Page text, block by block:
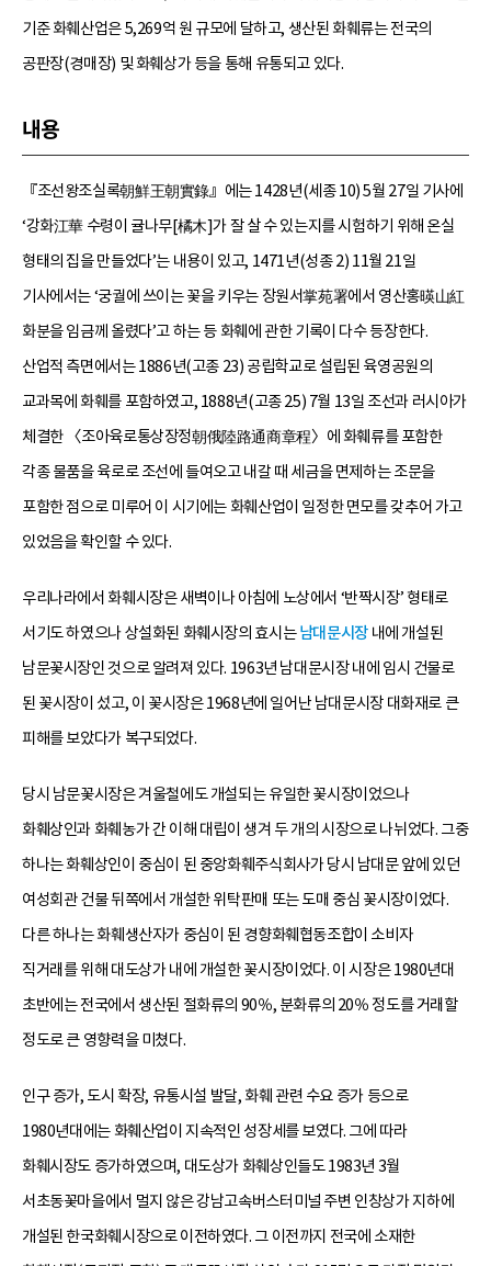
기준 화훼산업은 5,269억 원 규모에 달하고, 생산된 화훼류는 전국의
공판장(경매장) 및 화훼상가 등을 통해 유통되고 있다.
내용
『조선왕조실록朝鮮王朝實錄』에는 1428년(세종 10) 5월 27일 기사에
‘강화江華 수령이 귤나무[橘木]가 잘 살 수 있는지를 시험하기 위해 온실
형태의 집을 만들었다’는 내용이 있고, 1471년(성종 2) 11월 21일
기사에서는 ‘궁궐에 쓰이는 꽃을 키우는 장원서掌苑署에서 영산홍暎山紅
화분을 임금께 올렸다’고 하는 등 화훼에 관한 기록이 다수 등장한다.
산업적 측면에서는 1886년(고종 23) 공립학교로 설립된 육영공원의
교과목에 화훼를 포함하였고, 1888년(고종 25) 7월 13일 조선과 러시아가
체결한 〈조아육로통상장정朝俄陸路通商章程〉에 화훼류를 포함한
각종 물품을 육로로 조선에 들여오고 내갈 때 세금을 면제하는 조문을
포함한 점으로 미루어 이 시기에는 화훼산업이 일정한 면모를 갖추어 가고
있었음을 확인할 수 있다.
우리나라에서 화훼시장은 새벽이나 아침에 노상에서 ‘반짝시장’ 형태로
서기도 하였으나 상설화된 화훼시장의 효시는남대문시장내에 개설된
남문꽃시장인 것으로 알려져 있다. 1963년 남대문시장 내에 임시 건물로
된 꽃시장이 섰고, 이 꽃시장은 1968년에 일어난 남대문시장 대화재로 큰
피해를 보았다가 복구되었다.
당시 남문꽃시장은 겨울철에도 개설되는 유일한 꽃시장이었으나
화훼상인과 화훼농가 간 이해 대립이 생겨 두 개의 시장으로 나뉘었다. 그중
하나는 화훼상인이 중심이 된 중앙화훼주식회사가 당시 남대문 앞에 있던
여성회관 건물 뒤쪽에서 개설한 위탁판매 또는 도매 중심 꽃시장이었다.
다른 하나는 화훼생산자가 중심이 된 경향화훼협동조합이 소비자
직거래를 위해 대도상가 내에 개설한 꽃시장이었다. 이 시장은 1980년대
초반에는 전국에서 생산된 절화류의 90％, 분화류의 20％ 정도를 거래할
정도로 큰 영향력을 미쳤다.
인구 증가, 도시 확장, 유통시설 발달, 화훼 관련 수요 증가 등으로
1980년대에는 화훼산업이 지속적인 성장세를 보였다. 그에 따라
화훼시장도 증가하였으며, 대도상가 화훼상인들도 1983년 3월
서초동꽃마을에서 멀지 않은 강남고속버스터미널 주변 인창상가 지하에
개설된 한국화훼시장으로 이전하였다. 그 이전까지 전국에 소재한